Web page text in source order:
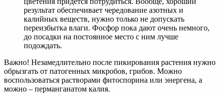
результат обеспечивает чередование азотных и
калийных веществ, нужно только не допускать
переизбытка влаги. Фосфор пока дают очень немного,
до посадки на постоянное место с ним лучше
подождать.
Важно! Незамедлительно после пикирования растения нужно
обрызгать от патогенных микробов, грибов. Можно
воспользоваться растворами фитоспорина или энергена, а
можно – перманганатом калия.